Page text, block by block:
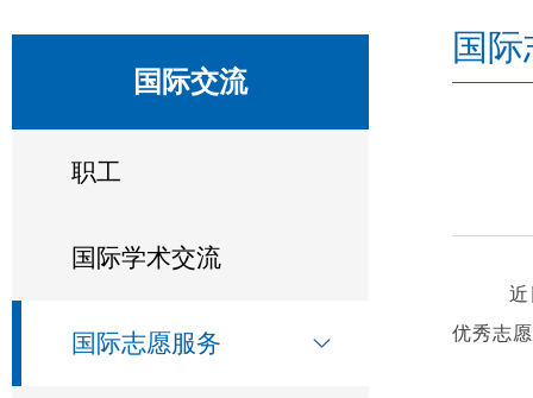
国际交流
职工
国际学术交流
国际志愿服务
国
优秀志